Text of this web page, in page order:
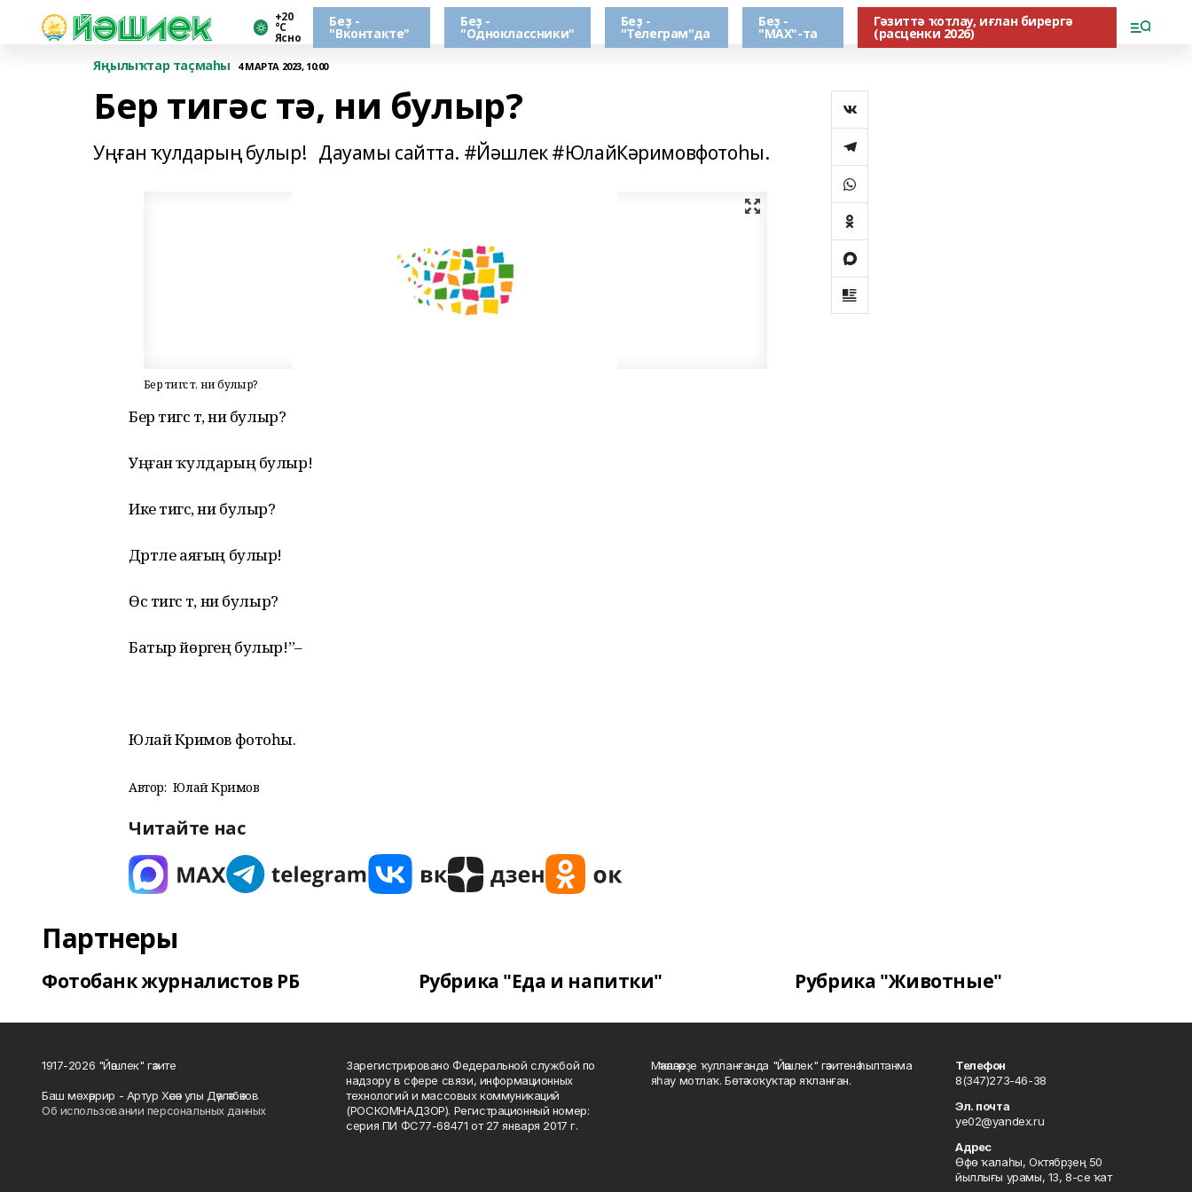
+20
°С
Ясно
Беҙ -
"Вконтакте"
Беҙ -
"Одноклассники"
Беҙ -
"Телеграм"да
Беҙ -
"МАХ"-та
Гәзиттә ҡотлау, иғлан бирергә
(расценки 2026)
Яңылыҡтар таҫмаһы
4 МАРТА 2023, 10:00
Бер тигәс тә, ни булыр?
Уңған ҡулдарың булыр! Дауамы сайтта. #Йәшлек #ЮлайКәримовфотоһы.
Бер тигәс тә, ни булыр?
Бер тигәс тә, ни булыр?
Уңған ҡулдарың булыр!
Ике тигәс, ни булыр?
Дәртле аяғың булыр!
Өс тигәс тә, ни булыр?
Батыр йөрәгең булыр!”–
Юлай Кәримов фотоһы.
Автор: Юлай Кәримов
Читайте нас
Партнеры
Фотобанк журналистов РБ Рубрика "Еда и напитки" Рубрика "Животные"
1917-2026 "Йәшлек" гәзите
Баш мөхәррир - Артур Хәсән улы Дәүләтбәков
Об использовании персональных данных
Зарегистрировано Федеральной службой по
надзору в сфере связи, информационных
технологий и массовых коммуникаций
(РОСКОМНАДЗОР). Регистрационный номер:
серия ПИ ФС77-68471 от 27 января 2017 г.
Мәҡәләләрҙе ҡулланғанда "Йәшлек" гәзитенә һылтанма
яһау мотлаҡ. Бөтә хоҡуҡтар яҡланған.
Телефон
8(347)273-46-38
Эл. почта
ye02@yandex.ru
Адрес
Өфө ҡалаһы, Октябрҙең 50
йыллығы урамы, 13, 8-се ҡат